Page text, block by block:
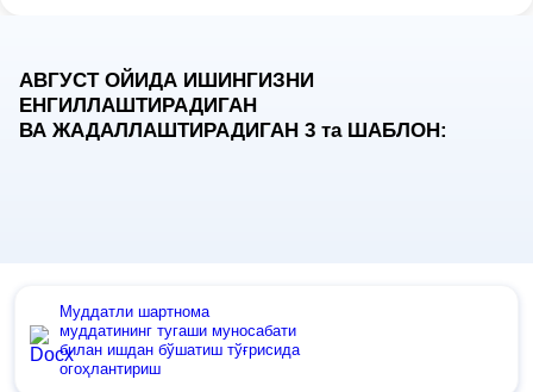
АВГУСТ ОЙИДА ИШИНГИЗНИ
ЕНГИЛЛАШТИРАДИГАН
ВА ЖАДАЛЛАШТИРАДИГАН 3 таШАБЛОН:
Муддатли шартнома
муддатининг тугаши муносабати
билан ишдан бўшатиш тўғрисида
огоҳлантириш